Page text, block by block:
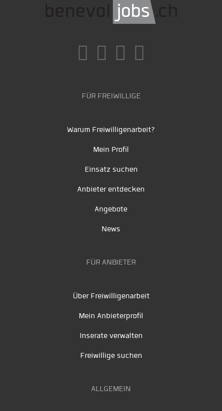
FÜR FREIWILLIGE
Warum Freiwilligenarbeit?
Mein Profil
Einsatz suchen
Anbieter entdecken
Angebote
News
FÜR ANBIETER
Über Freiwilligenarbeit
Mein Anbieterprofil
Inserate verwalten
Freiwillige suchen
ALLGEMEIN